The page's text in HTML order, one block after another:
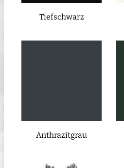
Tiefschwarz
Anthrazitgrau